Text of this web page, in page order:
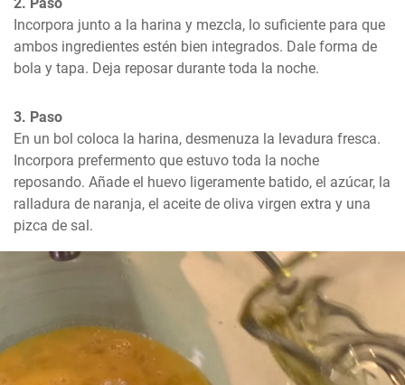
Incorpora junto a la harina y mezcla, lo suficiente para que
ambos ingredientes estén bien integrados. Dale forma de
bola y tapa. Deja reposar durante toda la noche.
3. Paso
En un bol coloca la harina, desmenuza la levadura fresca.
Incorpora prefermento que estuvo toda la noche
reposando. Añade el huevo ligeramente batido, el azúcar, la
ralladura de naranja, el aceite de oliva virgen extra y una
pizca de sal.